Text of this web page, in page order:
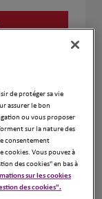
de protéger sa vie
assurer le bon
ou vous proposer
sur la nature des
consentement
cookies. Vous pouvez à
des cookies" en bas à
sur les cookies
des cookies".